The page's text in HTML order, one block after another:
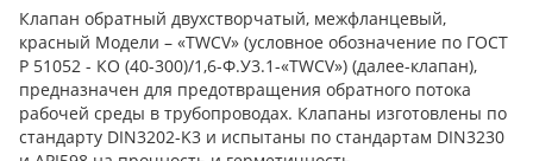
Клапан обратный двухстворчатый, межфланцевый,
красный Модели – «TWCV» (условное обозначение по ГОСТ
Р 51052 - КО (40-300)/1,6-Ф.У3.1-«TWCV») (далее-клапан),
предназначен для предотвращения обратного потока
рабочей среды в трубопроводах. Клапаны изготовлены по
стандарту DIN3202-K3 и испытаны по стандартам DIN3230